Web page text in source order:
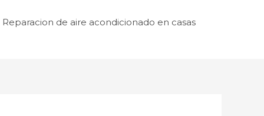
Reparacion de aire acondicionado en casas